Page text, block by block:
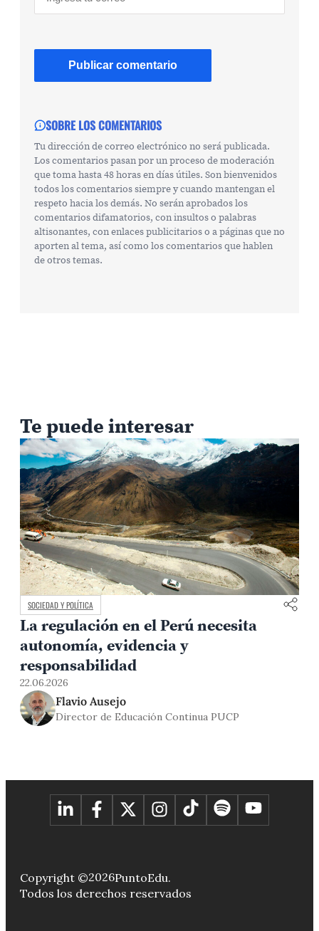
SOBRE LOS COMENTARIOS
Tu dirección de correo electrónico no será publicada.
Los comentarios pasan por un proceso de moderación
que toma hasta 48 horas en días útiles. Son bienvenidos
todos los comentarios siempre y cuando mantengan el
respeto hacia los demás. No serán aprobados los
comentarios difamatorios, con insultos o palabras
altisonantes, con enlaces publicitarios o a páginas que no
aporten al tema, así como los comentarios que hablen
de otros temas.
Te puede interesar
SOCIEDAD Y POLÍTICA
La regulación en el Perú necesita
autonomía, evidencia y
responsabilidad
22.06.2026
Flavio Ausejo
Director de Educación Continua PUCP
Copyright ©2026PuntoEdu.
Todos los derechos reservados